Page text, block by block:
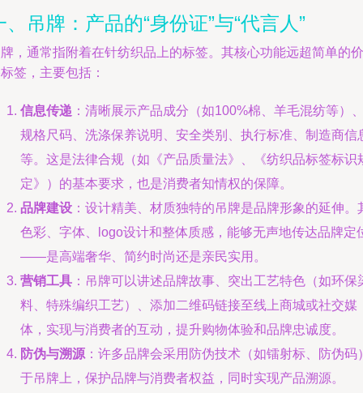
、吊牌：产品的“身份证”与“代言人”
，通常指附着在针纺织品上的标签。其核心功能远超简单的价
签，主要包括：
信息传递 ：清晰展示产品成分（如100%棉、羊毛混纺等）
规格尺码、洗涤保养说明、安全类别、执行标准、制造商信
等。这是法律合规（如《产品质量法》、《纺织品标签标识
定》）的基本要求，也是消费者知情权的保障。
品牌建设 ：设计精美、材质独特的吊牌是品牌形象的延伸。
色彩、字体、logo设计和整体质感，能够无声地传达品牌定
——是高端奢华、简约时尚还是亲民实用。
营销工具 ：吊牌可以讲述品牌故事、突出工艺特色（如环保
料、特殊编织工艺）、添加二维码链接至线上商城或社交媒
体，实现与消费者的互动，提升购物体验和品牌忠诚度。
防伪与溯源 ：许多品牌会采用防伪技术（如镭射标、防伪码
于吊牌上，保护品牌与消费者权益，同时实现产品溯源。